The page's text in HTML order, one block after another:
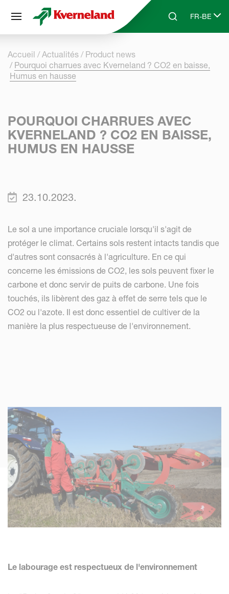
Skip to main content
SearchFR-BE
Select
Accueil Actualités
Product news
Pourquoi charrues avec Kverneland ? CO2 en baisse,
Humus en hausse
POURQUOI CHARRUES AVEC
KVERNELAND ? CO2 EN BAISSE,
HUMUS EN HAUSSE
23.10.2023.
Le sol a une importance cruciale lorsqu'il s'agit de
protéger le climat. Certains sols restent intacts tandis que
d'autres sont consacrés à l'agriculture. En ce qui
concerne les émissions de CO2, les sols peuvent fixer le
carbone et donc servir de puits de carbone. Une fois
touchés, ils libèrent des gaz à effet de serre tels que le
CO2 ou l'azote. Il est donc essentiel de cultiver de la
manière la plus respectueuse de l'environnement.
Le labourage est respectueux de l'environnement
Panneau de gestion des cookies